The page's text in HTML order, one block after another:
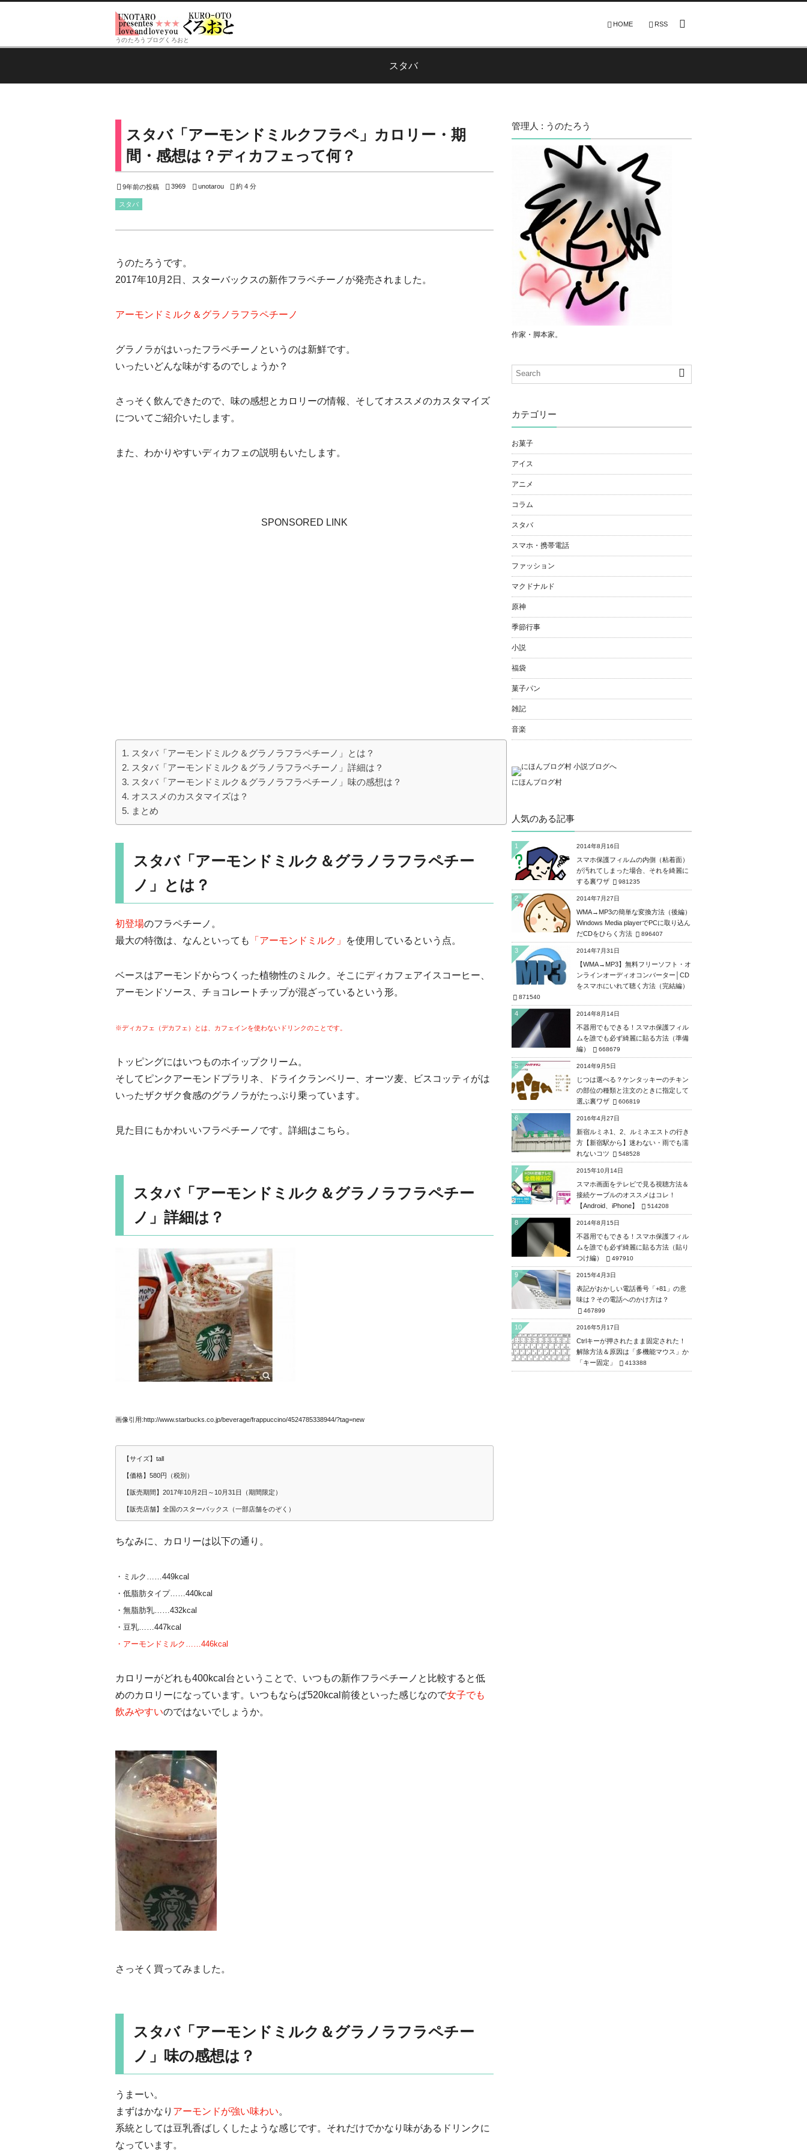
うのたろうブログくろおと
HOME RSS
スタバ
スタバ「アーモンドミルクフラペ」カロリー・期
間・感想は？ディカフェって何？
9年前の投稿 3969 unotarou 約 4 分
スタバ
うのたろうです。
2017年10月2日、スターバックスの新作フラペチーノが発売されました。
アーモンドミルク＆グラノラフラペチーノ
グラノラがはいったフラペチーノというのは新鮮です。
いったいどんな味がするのでしょうか？
さっそく飲んできたので、味の感想とカロリーの情報、そしてオススメのカスタマイズ
についてご紹介いたします。
また、わかりやすいディカフェの説明もいたします。
SPONSORED LINK
スタバ「アーモンドミルク＆グラノラフラペチーノ」とは？
スタバ「アーモンドミルク＆グラノラフラペチーノ」詳細は？
スタバ「アーモンドミルク＆グラノラフラペチーノ」味の感想は？
オススメのカスタマイズは？
まとめ
スタバ「アーモンドミルク＆グラノラフラペチー
ノ」とは？
初登場のフラペチーノ。
最大の特徴は、なんといっても
「アーモンドミルク」 を使用しているという点。
ベースはアーモンドからつくった植物性のミルク。そこにディカフェアイスコーヒー、
アーモンドソース、チョコレートチップが混ざっているという形。
※ディカフェ（デカフェ）とは、カフェインを使わないドリンクのことです。
トッピングにはいつものホイップクリーム。
そしてピンクアーモンドプラリネ、ドライクランベリー、オーツ麦、ビスコッティがは
いったザクザク食感のグラノラがたっぷり乗っています。
見た目にもかわいいフラペチーノです。詳細はこちら。
スタバ「アーモンドミルク＆グラノラフラペチー
ノ」詳細は？
画像引用:http://www.starbucks.co.jp/beverage/frappuccino/4524785338944/?tag=new
【サイズ】tall
【価格】580円（税別）
【販売期間】2017年10月2日～10月31日（期間限定）
【販売店舗】全国のスターバックス（一部店舗をのぞく）
ちなみに、カロリーは以下の通り。
・ミルク……449kcal
・低脂肪タイプ……440kcal
・無脂肪乳……432kcal
・豆乳……447kcal
・アーモンドミルク……446kcal
カロリーがどれも400kcal台ということで、いつもの新作フラペチーノと比較すると低
めのカロリーになっています。いつもならば520kcal前後といった感じなので女子でも
飲みやすいのではないでしょうか。
さっそく買ってみました。
スタバ「アーモンドミルク＆グラノラフラペチー
ノ」味の感想は？
うまーい。
まずはかなり アーモンドが強い味わい。
系統としては豆乳香ばしくしたような感じです。それだけでかなり味があるドリンクに
なっています。
管理人 : うのたろう
作家・脚本家。
カテゴリー
お菓子
アイス
アニメ
コラム
スタバ
スマホ・携帯電話
ファッション
マクドナルド
原神
季節行事
小説
福袋
菓子パン
雑記
音楽
にほんブログ村
人気のある記事
1 2014年8月16日
スマホ保護フィルムの内側（粘着面）
が汚れてしまった場合、それを綺麗に
する裏ワザ
981235
2 2014年7月27日
WMA→MP3の簡単な変換方法（後編）
Windows Media playerでPCに取り込ん
だCDをひらく方法
896407
3 2014年7月31日
【WMA→MP3】無料フリーソフト・オ
ンラインオーディオコンバーター│CD
をスマホにいれて聴く方法（完結編）
871540
4 2014年8月14日
不器用でもできる！スマホ保護フィル
ムを誰でも必ず綺麗に貼る方法（準備
編）
668679
5 2014年9月5日
じつは選べる？ケンタッキーのチキン
の部位の種類と注文のときに指定して
選ぶ裏ワザ
606819
6 2016年4月27日
新宿ルミネ1、2、ルミネエストの行き
方【新宿駅から】迷わない・雨でも濡
れないコツ
548528
7 2015年10月14日
スマホ画面をテレビで見る視聴方法＆
接続ケーブルのオススメはコレ！
【Android、iPhone】
514208
8 2014年8月15日
不器用でもできる！スマホ保護フィル
ムを誰でも必ず綺麗に貼る方法（貼り
つけ編）
497910
9 2015年4月3日
表記がおかしい電話番号「+81」の意
味は？その電話へのかけ方は？
467899
10 2016年5月17日
Ctrlキーが押されたまま固定された！
解除方法＆原因は「多機能マウス」か
「キー固定」
413388